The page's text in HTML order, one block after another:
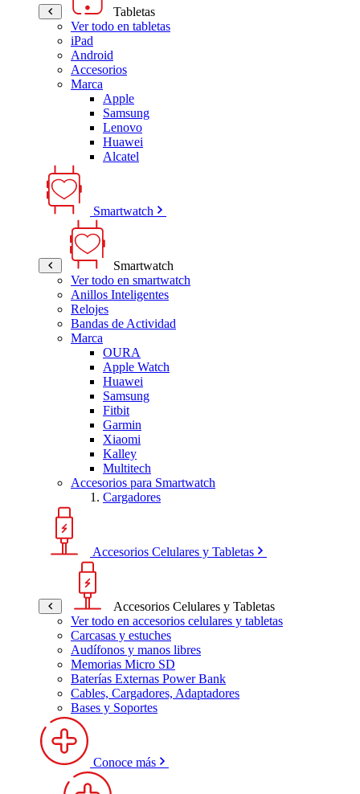
Tabletas
Ver todo en tabletas
iPad
Android
Accesorios
Marca
Apple
Samsung
Lenovo
Huawei
Alcatel
Smartwatch
Smartwatch
Ver todo en smartwatch
Anillos Inteligentes
Relojes
Bandas de Actividad
Marca
OURA
Apple Watch
Huawei
Samsung
Fitbit
Garmin
Xiaomi
Kalley
Multitech
Accesorios para Smartwatch
Cargadores
Accesorios Celulares y Tabletas
Accesorios Celulares y Tabletas
Ver todo en accesorios celulares y tabletas
Carcasas y estuches
Audífonos y manos libres
Memorias Micro SD
Baterías Externas Power Bank
Cables, Cargadores, Adaptadores
Bases y Soportes
Conoce más